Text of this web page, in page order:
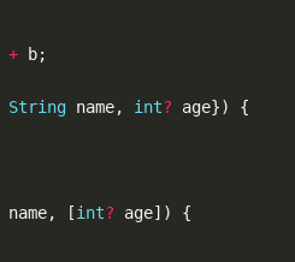
+
String name, int?
name, [int?